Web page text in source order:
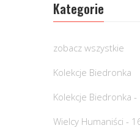
Kategorie
zobacz wszystkie
Kolekcje Biedronka
Kolekcje Biedronka
Wielcy Humaniści -